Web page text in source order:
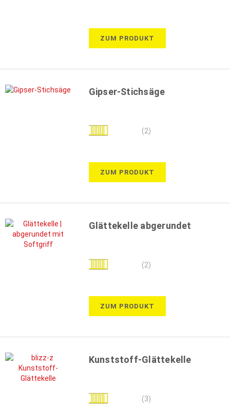
ZUM PRODUKT
Gipser-Stichsäge
Bewertung: (2)
ZUM PRODUKT
Glättekelle abgerundet
Bewertung: (2)
ZUM PRODUKT
Kunststoff-Glättekelle
Bewertung: (3)